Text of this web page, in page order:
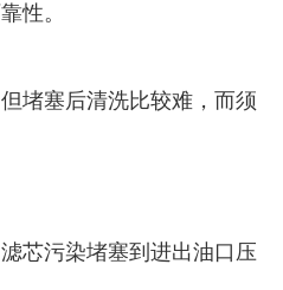
性。
但堵塞后清洗比较难，而须
芯污染堵塞到进出油口压